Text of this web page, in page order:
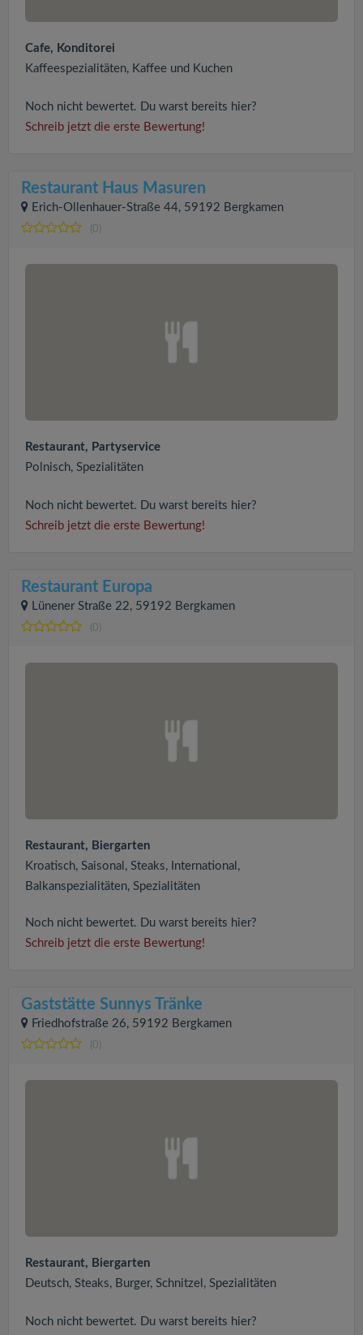
Cafe, Konditorei
Kaffeespezialitäten, Kaffee und Kuchen
Noch nicht bewertet. Du warst bereits hier?
Schreib jetzt die erste Bewertung!
Restaurant Haus Masuren
Erich-Ollenhauer-Straße 44, 59192 Bergkamen
(0)
Restaurant, Partyservice
Polnisch, Spezialitäten
Noch nicht bewertet. Du warst bereits hier?
Schreib jetzt die erste Bewertung!
Restaurant Europa
Lünener Straße 22, 59192 Bergkamen
(0)
Restaurant, Biergarten
Kroatisch, Saisonal, Steaks, International,
Balkanspezialitäten, Spezialitäten
Noch nicht bewertet. Du warst bereits hier?
Schreib jetzt die erste Bewertung!
Gaststätte Sunnys Tränke
Friedhofstraße 26, 59192 Bergkamen
(0)
Restaurant, Biergarten
Deutsch, Steaks, Burger, Schnitzel, Spezialitäten
Noch nicht bewertet. Du warst bereits hier?